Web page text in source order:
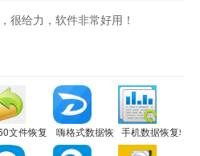
很给力，软件非常好用！
件
文件恢复 嗨格式数据恢复大师手机数据恢复软件